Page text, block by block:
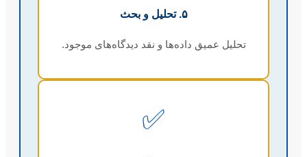
۵. تحلیل و بحث
تحلیل عمیق داده‌ها و نقد دیدگاه‌های موجود.
✅